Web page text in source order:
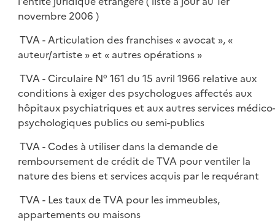
novembre 2006 )
TVA - Articulation des franchises « avocat », «
auteur/artiste » et « autres opérations »
TVA - Circulaire N° 161 du 15 avril 1966 relative aux
conditions à exiger des psychologues affectés aux
hôpitaux psychiatriques et aux autres services médico-
psychologiques publics ou semi-publics
TVA - Codes à utiliser dans la demande de
remboursement de crédit de TVA pour ventiler la
nature des biens et services acquis par le requérant
TVA - Les taux de TVA pour les immeubles,
appartements ou maisons